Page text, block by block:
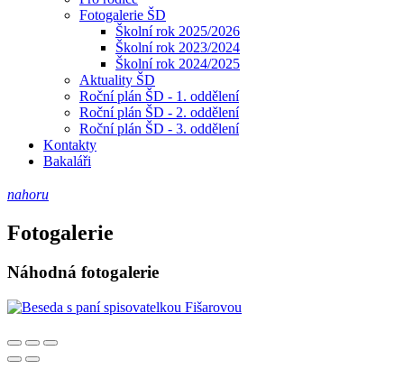
Fotogalerie ŠD
Školní rok 2025/2026
Školní rok 2023/2024
Školní rok 2024/2025
Aktuality ŠD
Roční plán ŠD - 1. oddělení
Roční plán ŠD - 2. oddělení
Roční plán ŠD - 3. oddělení
Kontakty
Bakaláři
nahoru
Fotogalerie
Náhodná fotogalerie